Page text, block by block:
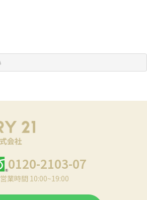
0120-2103-07
営業時間 10:00~19:00